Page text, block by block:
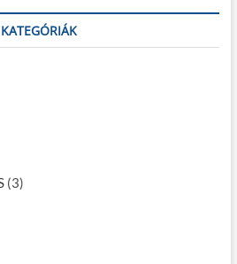
r
h
KATEGÓRIÁK
(3)